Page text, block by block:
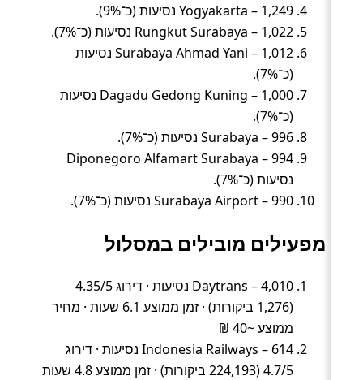
Yogyakarta – 1,249 נסיעות (כ־9%).
Rungkut Surabaya – 1,022 נסיעות (כ־7%).
Surabaya Ahmad Yani – 1,012 נסיעות
(כ־7%).
Dagadu Gedong Kuning – 1,000 נסיעות
(כ־7%).
Surabaya – 996 נסיעות (כ־7%).
Diponegoro Alfamart Surabaya – 994
נסיעות (כ־7%).
Surabaya Airport – 990 נסיעות (כ־7%).
מפעילים מובילים במסלול
Daytrans – 4,010 נסיעות · דירוג 4.35/5
(1,276 ביקורות) · זמן ממוצע 6.1 שעות · מחיר
ממוצע ~40 ₪
Indonesia Railways – 614 נסיעות · דירוג
4.7/5 (224,193 ביקורות) · זמן ממוצע 4.8 שעות